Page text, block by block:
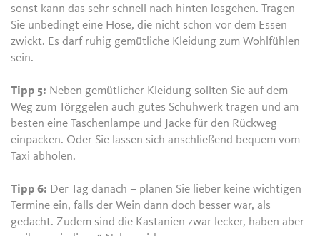
sonst kann das sehr schnell nach hinten losgehen. Tragen
Sie unbedingt eine Hose, die nicht schon vor dem Essen
zwickt. Es darf ruhig gemütliche Kleidung zum Wohlfühlen
sein.
Tipp 5: Neben gemütlicher Kleidung sollten Sie auf dem
Weg zum Törggelen auch gutes Schuhwerk tragen und am
besten eine Taschenlampe und Jacke für den Rückweg
einpacken. Oder Sie lassen sich anschließend bequem vom
Taxi abholen.
Tipp 6: Der Tag danach – planen Sie lieber keine wichtigen
Termine ein, falls der Wein dann doch besser war, als
gedacht. Zudem sind die Kastanien zwar lecker, haben aber